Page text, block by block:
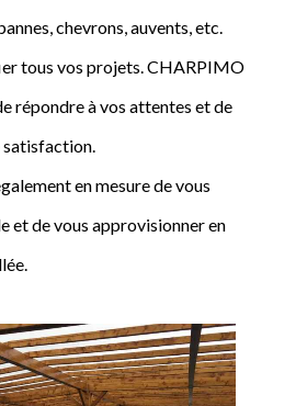
chevrons, auvents, etc.
tous vos projets. CHARPIMO
répondre à vos attentes et de
satisfaction.
en mesure de vous
et de vous approvisionner en